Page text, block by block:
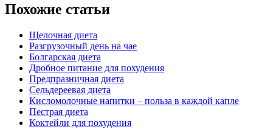
Похожие статьи
Щелочная диета
Разгрузочный день на чае
Болгарская диета
Дробное питание для похудения
Предпразничная диета
Сельдереевая диета
Кисломолочные напитки – польза в каждой капле
Пестрая диета
Коктейли для похудения